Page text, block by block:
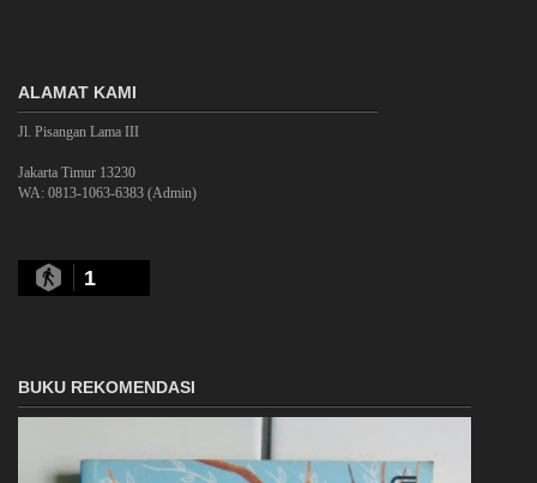
ALAMAT KAMI
Jl. Pisangan Lama III
Jakarta Timur 13230
WA: 0813-1063-6383 (Admin)
1
BUKU REKOMENDASI